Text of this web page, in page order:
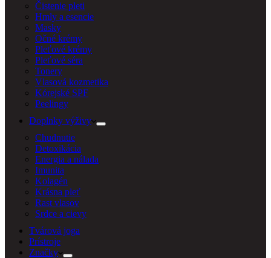
Čistenie pleti
Hmly a esencie
Masky
Očné krémy
Pleťové krémy
Pleťové séra
Tonery
Vlasová kozmetika
Kórejské SPF
Peelingy
Doplnky výživy
Chudnutie
Detoxikácia
Energia a nálada
Imunita
Kolagén
Krásna pleť
Rast vlasov
Srdce a cievy
Tvárová joga
Prístroje
Značky